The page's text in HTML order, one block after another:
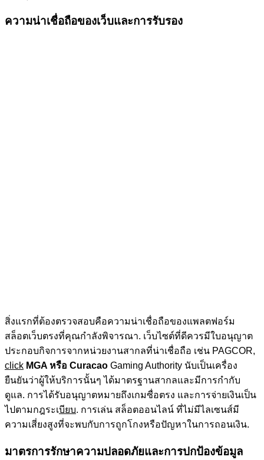
ความน่าเชื่อถือของเว็บและการรับรอง
สิ่งแรกที่ต้องตรวจสอบคือความน่าเชื่อถือของแพลตฟอร์ม
สล็อตเว็บตรงที่คุณกำลังพิจารณา. เว็บไซต์ที่ดีควรมีใบอนุญาต
ประกอบกิจการจากหน่วยงานสากลที่น่าเชื่อถือ เช่น PAGCOR,
click MGA หรือ Curacao Gaming Authority นับเป็นเครื่อง
ยืนยันว่าผู้ให้บริการนั้นๆ ได้มาตรฐานสากลและมีการกำกับ
ดูแล. การได้รับอนุญาตหมายถึงเกมซื่อตรง และการจ่ายเงินเป็น
ไปตามกฎระเบียบ. การเล่น สล็อตออนไลน์ ที่ไม่มีไลเซนส์มี
ความเสี่ยงสูงที่จะพบกับการถูกโกงหรือปัญหาในการถอนเงิน.
มาตรการรักษาความปลอดภัยและการปกป้องข้อมูล